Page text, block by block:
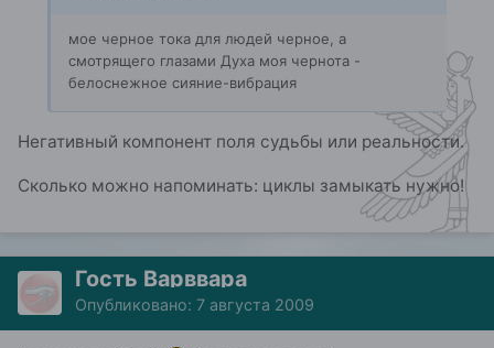
мое черное тока для людей черное, а
смотрящего глазами Духа моя чернота -
белоснежное сияние-вибрация
Негативный компонент поля судьбы или реальности.
Сколько можно напоминать: циклы замыкать нужно!
Гость Варввара
Опубликовано: 7 августа 2009